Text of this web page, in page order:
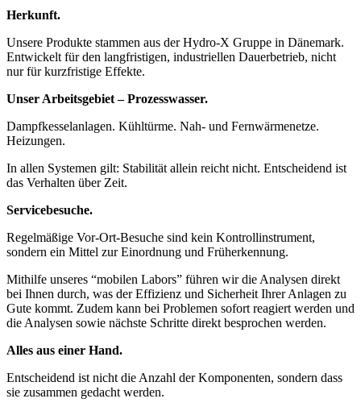
Herkunft.
Unsere Produkte stammen aus der Hydro-X Gruppe in Dänemark.
Entwickelt für den langfristigen, industriellen Dauerbetrieb, nicht
nur für kurzfristige Effekte.
Unser Arbeitsgebiet – Prozesswasser.
Dampfkesselanlagen. Kühltürme. Nah- und Fernwärmenetze.
Heizungen.
In allen Systemen gilt: Stabilität allein reicht nicht. Entscheidend ist
das Verhalten über Zeit.
Servicebesuche.
Regelmäßige Vor-Ort-Besuche sind kein Kontrollinstrument,
sondern ein Mittel zur Einordnung und Früherkennung.
Mithilfe unseres “mobilen Labors” führen wir die Analysen direkt
bei Ihnen durch, was der Effizienz und Sicherheit Ihrer Anlagen zu
Gute kommt. Zudem kann bei Problemen sofort reagiert werden und
die Analysen sowie nächste Schritte direkt besprochen werden.
Alles aus einer Hand.
Entscheidend ist nicht die Anzahl der Komponenten, sondern dass
sie zusammen gedacht werden.